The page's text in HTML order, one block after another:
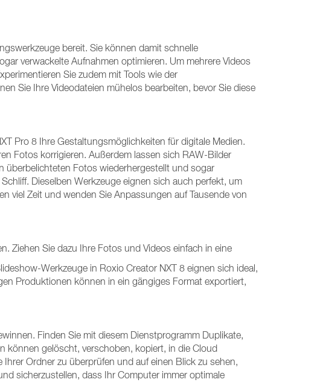
bereit. Sie können damit schnelle
verwackelte Aufnahmen optimieren. Um mehrere Videos
Sie zudem mit Tools wie der
Sie Ihre Videodateien mühelos bearbeiten, bevor Sie diese
Pro 8 Ihre Gestaltungsmöglichkeiten für digitale Medien.
Fotos korrigieren. Außerdem lassen sich RAW-Bilder
überbelichteten Fotos wiederhergestellt und sogar
Dieselben Werkzeuge eignen sich auch perfekt, um
viel Zeit und wenden Sie Anpassungen auf Tausende von
Ziehen Sie dazu Ihre Fotos und Videos einfach in eine
Werkzeuge in Roxio Creator NXT 8 eignen sich ideal,
Produktionen können in ein gängiges Format exportiert,
Finden Sie mit diesem Dienstprogramm Duplikate,
können gelöscht, verschoben, kopiert, in die Cloud
Ordner zu überprüfen und auf einen Blick zu sehen,
sicherzustellen, dass Ihr Computer immer optimale